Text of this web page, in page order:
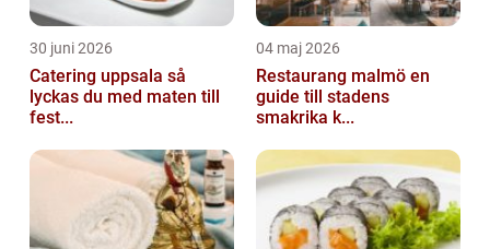
30 juni 2026
Catering uppsala så
lyckas du med maten till
fest...
04 maj 2026
Restaurang malmö en
guide till stadens
smakrika k...